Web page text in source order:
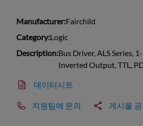
Manufacturer:Fairchild
Category:Logic
Description:Bus Driver, ALS Series,
Inverted Output, TTL,
데이터시트
지원팀에 문의 게시물